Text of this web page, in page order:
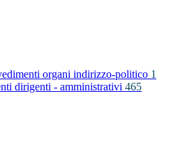
organi indirizzo-politico 1
dirigenti - amministrativi 465